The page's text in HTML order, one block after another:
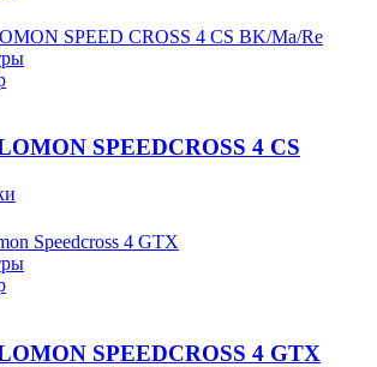
SPEEDCROSS 4 CS
SPEEDCROSS 4 GTX